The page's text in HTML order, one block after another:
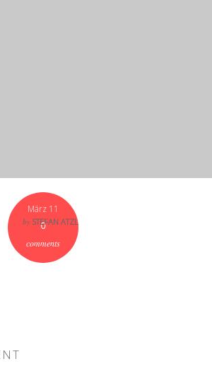
März 11
0
comments
bySTEFAN ATZL